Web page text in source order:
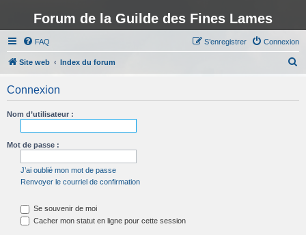
Forum de la Guilde des Fines Lames
FAQ Connexion
S’enregistrer
Site web Index du forum
Connexion
Nom d’utilisateur :
Mot de passe :
J’ai oublié mon mot de passe
Renvoyer le courriel de confirmation
Se souvenir de moi
Cacher mon statut en ligne pour cette session